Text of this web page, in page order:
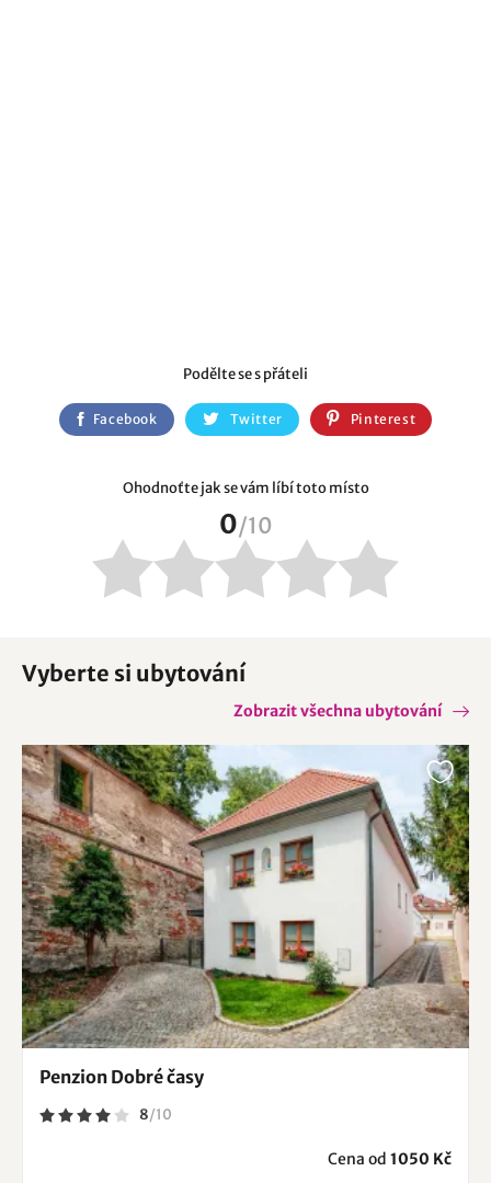
Ohodnoťte jak se vám líbí toto místo
0/10
Podělte se s přáteli
Facebook Twitter Pinterest
Vyberte si ubytování
Zobrazit všechna ubytování
Penzion Dobré časy
8/10
Cena od 1050 Kč